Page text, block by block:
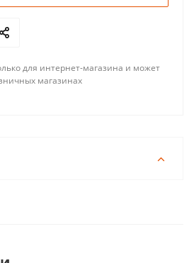
для интернет-магазина и может
магазинах